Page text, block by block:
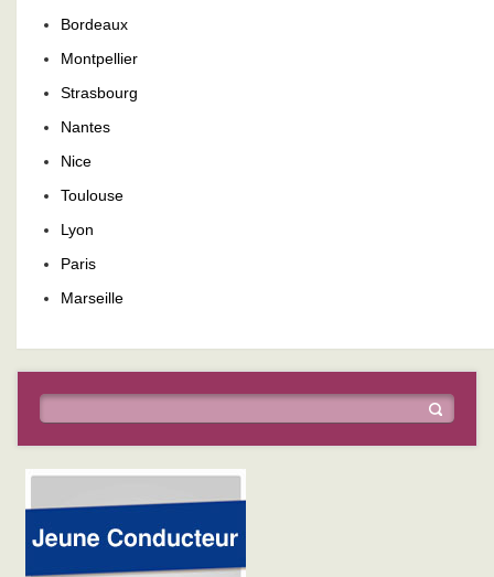
Bordeaux
Montpellier
Strasbourg
Nantes
Nice
Toulouse
Lyon
Paris
Marseille